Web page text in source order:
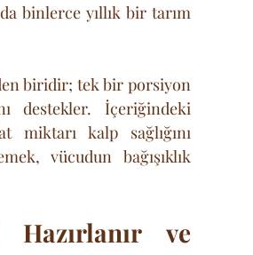
binlerce yıllık bir tarım
biridir; tek bir porsiyon
destekler. İçeriğindeki
miktarı kalp sağlığını
vücudun bağışıklık
ve